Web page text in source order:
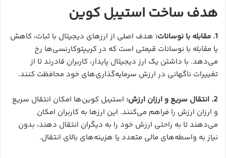
هدف ساخت استیبل کوین
1. مقابله با نوسانات:
هدف اصلی از ارزهای دیجیتال با ثبات، کاهش
یا مقابله با نوسانات قیمتی است که در کریپتوکارنسی‌ها رخ
می‌دهد. با داشتن یک ارز دیجیتال پایدار، کاربران قادرند تا از
تغییرات ناگهانی در ارزش سرمایه‌گذاری‌های خود محافظت کنند.
2. انتقال سریع و ارزان ارزش:
استیبل کوین‌ها امکان انتقال سریع
و ارزان ارزش را فراهم می‌کنند. این ارزها به کاربران امکان
می‌دهند تا به راحتی ارزش خود را به دیگران انتقال دهند، بدون
نیاز به واسطه‌های مالی متعدد یا هزینه‌های بالای انتقال.